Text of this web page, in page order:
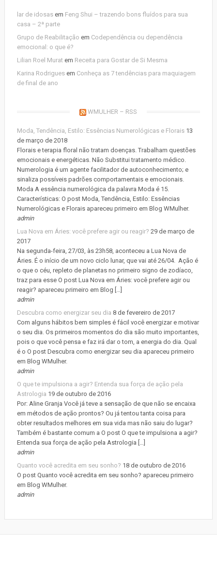
lar de idosasem Feng Shui – trazendo bons fluídos para sua
casa – 2ª parte
Grupo de Reabilitação em Codependência ou dependência
emocional: o que é?
Lilian Roel Muratem Receita para Gostar de Si Mesma
Karina Rodriguesem Conheça as 7 tendências para maquiagem
de final de ano
WMULHER – RSS
Moda, Tendência, Estilo: Essências Numerológicas e Florais 13
de março de 2018
Florais e terapia floral não tratam doenças. Trabalham questões
emocionais e energéticas. Não Substitui tratamento médico.
Numerologia é um agente facilitador de autoconhecimento; e
sinaliza possíveis padrões comportamentais e emocionais.
Moda A essência numerológica da palavra Moda é 15.
Características: O post Moda, Tendência, Estilo: Essências
Numerológicas e Florais apareceu primeiro em Blog WMulher.
admin
Lua Nova em Áries: você prefere agir ou reagir? 29 de março de
2017
Na segunda-feira, 27/03, às 23h58, aconteceu a Lua Nova de
Áries. É o início de um novo ciclo lunar, que vai até 26/04. Ação é
o que o céu, repleto de planetas no primeiro signo de zodíaco,
traz para esse O post Lua Nova em Áries: você prefere agir ou
reagir? apareceu primeiro em Blog […]
admin
Descubra como energizar seu dia 8 de fevereiro de 2017
Com alguns hábitos bem simples é fácil você energizar e motivar
o seu dia. Os primeiros momentos do dia são muito importantes,
pois o que você pensa e faz irá dar o tom, a energia do dia. Qual
é o O post Descubra como energizar seu dia apareceu primeiro
em Blog WMulher.
admin
O que te impulsiona a agir? Entenda sua força de ação pela
Astrologia 19 de outubro de 2016
Por: Aline Granja Você já teve a sensação de que não se encaixa
em métodos de ação prontos? Ou já tentou tanta coisa para
obter resultados melhores em sua vida mas não saiu do lugar?
Também é bastante comum a O post O que te impulsiona a agir?
Entenda sua força de ação pela Astrologia […]
admin
Quanto você acredita em seu sonho? 18 de outubro de 2016
O post Quanto você acredita em seu sonho? apareceu primeiro
em Blog WMulher.
admin